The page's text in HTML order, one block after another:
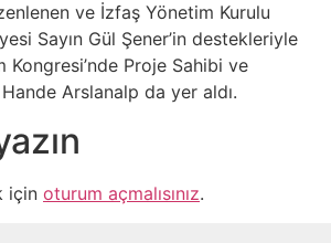
ve İzfaş Yönetim Kurulu
Sayın Gül Şener’in destekleriyle
Kongresi’nde Proje Sahibi ve
Arslanalp da yer aldı.
için oturum açmalısınız.